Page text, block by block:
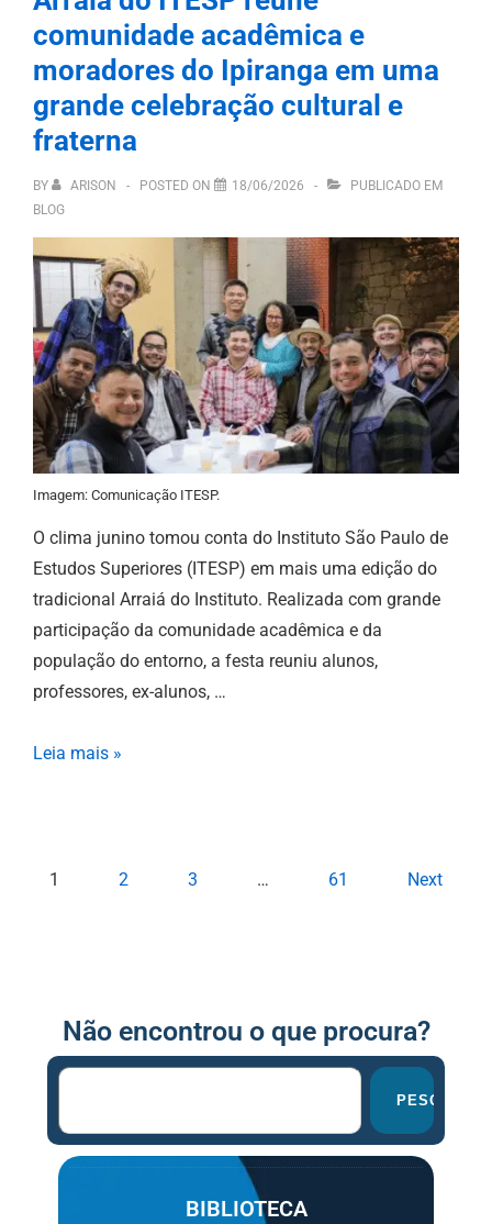
comunidade acadêmica e
moradores do Ipiranga em uma
grande celebração cultural e
fraterna
BY ARISON POSTED ON 18/06/2026
PUBLICADO EM
BLOG
Imagem: Comunicação ITESP.
O clima junino tomou conta do Instituto São Paulo de
Estudos Superiores (ITESP) em mais uma edição do
tradicional Arraiá do Instituto. Realizada com grande
participação da comunidade acadêmica e da
população do entorno, a festa reuniu alunos,
professores, ex-alunos, …
Leia mais »
1 2 3 … 61 Next
Não encontrou o que procura?
PESQUISAR
BIBLIOTECA